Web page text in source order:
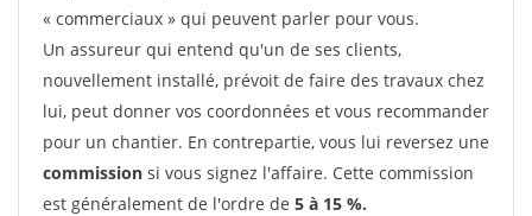
« commerciaux » qui peuvent parler pour vous.
Un assureur qui entend qu'un de ses clients,
nouvellement installé, prévoit de faire des travaux chez
lui, peut donner vos coordonnées et vous recommander
pour un chantier. En contrepartie, vous lui reversez une
commission si vous signez l'affaire. Cette commission
est généralement de l'ordre de 5 à 15 %.